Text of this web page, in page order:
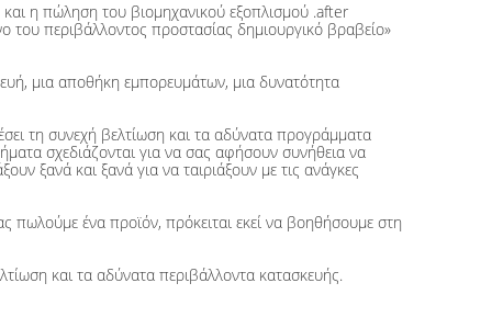
η πώληση του βιομηχανικού εξοπλισμού .after
του περιβάλλοντος προστασίας δημιουργικό βραβείο»
μια αποθήκη εμπορευμάτων, μια δυνατότητα
τη συνεχή βελτίωση και τα αδύνατα προγράμματα
σχεδιάζονται για να σας αφήσουν συνήθεια να
ξανά και ξανά για να ταιριάξουν με τις ανάγκες
ένα προϊόν, πρόκειται εκεί να βοηθήσουμε στη
και τα αδύνατα περιβάλλοντα κατασκευής.